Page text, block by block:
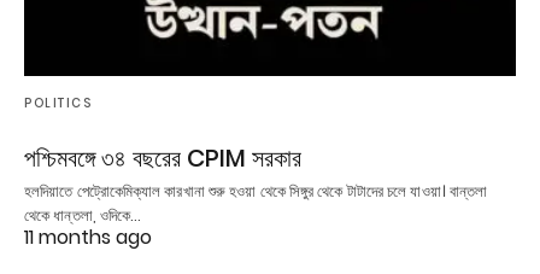
POLITICS
পশ্চিমবঙ্গে ৩৪ বছরের CPIM সরকার
হলদিয়াতে পেট্রোকেমিক্যাল কারখানা শুরু হওয়া থেকে সিঙ্গুর থেকে টাটাদের চলে যাওয়া। বান্তলা
থেকে ধান্তলা, ওদিকে…
11 months ago